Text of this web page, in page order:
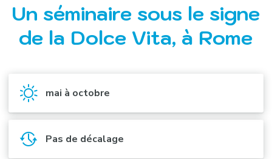
Un séminaire sous le signe
de la Dolce Vita, à Rome
mai à octobre
Pas de décalage